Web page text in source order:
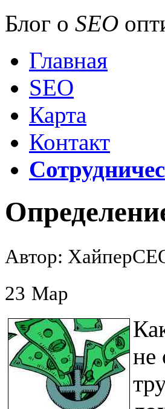
Блог о SEO
Главная
SEO
Карта
Контакт
Автор:
23 Мар
не